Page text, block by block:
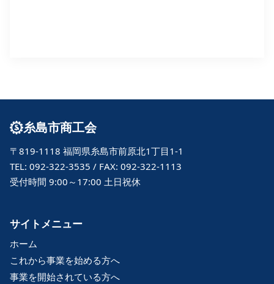
糸島市商工会
〒819-1118 福岡県糸島市前原北1丁目1-1
TEL: 092-322-3535 / FAX: 092-322-1113
受付時間 9:00～17:00 土日祝休
サイトメニュー
ホーム
これから事業を始める方へ
事業を開始されている方へ